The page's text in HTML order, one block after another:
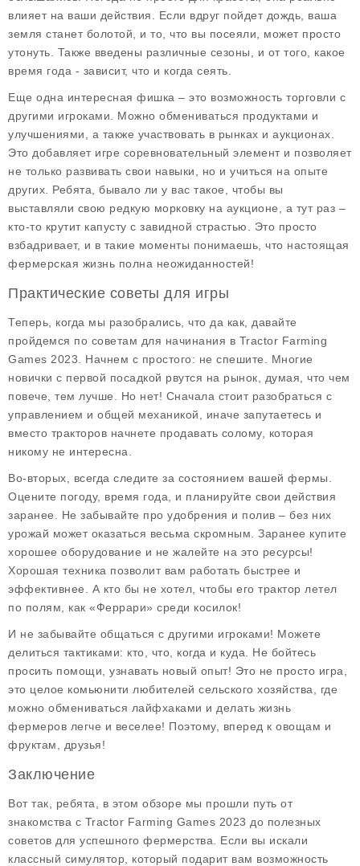
влияет на ваши действия. Если вдруг пойдет дождь, ваша
земля станет болотой, и то, что вы посеяли, может просто
утонуть. Также введены различные сезоны, и от того, какое
время года - зависит, что и когда сеять.
Еще одна интересная фишка – это возможность торговли с
другими игроками. Можно обмениваться продуктами и
улучшениями, а также участвовать в рынках и аукционах.
Это добавляет игре соревновательный элемент и позволяет
не только развивать свои навыки, но и учиться на опыте
других. Ребята, бывало ли у вас такое, чтобы вы
выставляли свою редкую морковку на аукционе, а тут раз –
кто-то крутит капусту с завидной страстью. Это просто
взбадривает, и в такие моменты понимаешь, что настоящая
фермерская жизнь полна неожиданностей!
Практические советы для игры
Теперь, когда мы разобрались, что да как, давайте
пройдемся по советам для начинания в Tractor Farming
Games 2023. Начнем с простого: не спешите. Многие
новички с первой посадкой рвутся на рынок, думая, что чем
повече, тем лучше. Но нет! Сначала стоит разобраться с
управлением и общей механикой, иначе запутаетесь и
вместо тракторов начнете продавать солому, которая
никому не интересна.
Во-вторых, всегда следите за состоянием вашей фермы.
Оцените погоду, время года, и планируйте свои действия
заранее. Не забывайте про удобрения и полив – без них
урожай может оказаться весьма скромным. Заранее купите
хорошее оборудование и не жалейте на это ресурсы!
Хорошая техника позволит вам работать быстрее и
эффективнее. А кто бы не хотел, чтобы его трактор летел
по полям, как «Феррари» среди косилок!
И не забывайте общаться с другими игроками! Можете
делиться тактиками: кто, что, когда и куда. Не бойтесь
просить помощи, узнавать новый опыт! Это не просто игра,
это целое комьюнити любителей сельского хозяйства, где
можно обмениваться лайфхаками и делать жизнь
фермеров легче и веселее! Поэтому, вперед к овощам и
фруктам, друзья!
Заключение
Вот так, ребята, в этом обзоре мы прошли путь от
знакомства с Tractor Farming Games 2023 до полезных
советов для успешного фермерства. Если вы искали
классный симулятор, который подарит вам возможность